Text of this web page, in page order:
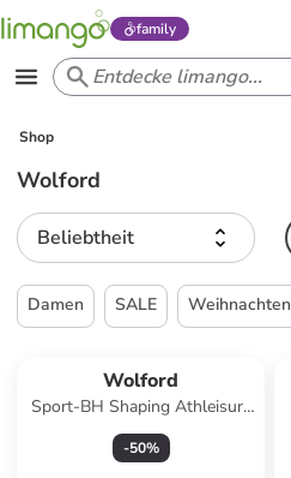
family
Shop
Wolford
Beliebtheit
Damen SALE Weihnachten
Wolford
Sport-BH Shaping Athleisure
in Schwarz
-50%